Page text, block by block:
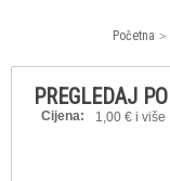
Početna
PREGLEDAJ PO
Cijena: 1,00 € i više